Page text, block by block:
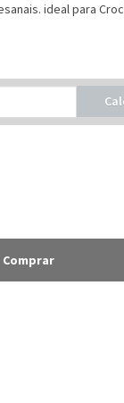
ideal para
Comprar